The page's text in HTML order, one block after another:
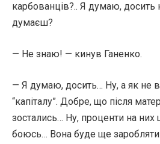
карбованців?.. Я думаю, досить
думаєш?
— Не знаю! — кинув Ганенко.
— Я думаю, досить… Ну, а як не
“капіталу”. Добре, що після
зостались… Ну, проценти на них
боюсь… Вона буде ще